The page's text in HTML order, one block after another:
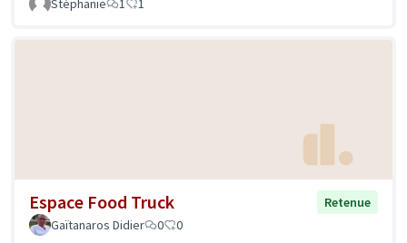
Stéphanie 1 1
Espace Food Truck
Retenue
Gaïtanaros Didier
0 0